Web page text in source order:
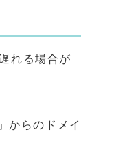
れる場合が
からのドメイ